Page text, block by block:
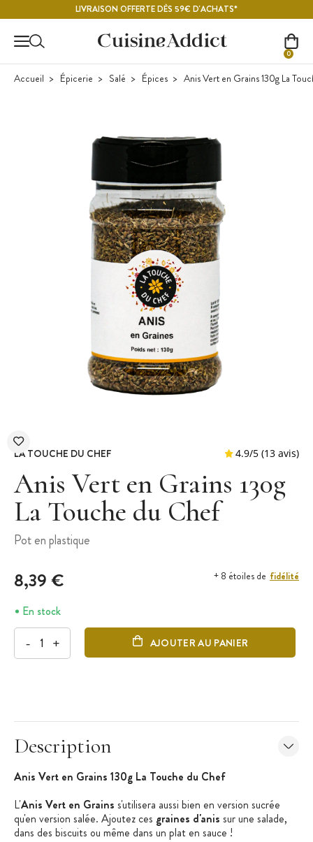
LIVRAISON OFFERTE DÈS 59€ D'ACHATS*
0
Accueil Épicerie Salé Épices Anis Vert en Grains 130g La
LA TOUCHE DU CHEF
Anis Vert en Grains 130g
La Touche du Chef
Pot en plastique
8,39 € + 8 étoiles de fidélité
En stock
- + AJOUTER AU PANIER
Description
Anis Vert en Grains 130g La Touche du Chef
L'Anis Vert en Grains s'utilisera aussi bien en version sucrée
qu'en version salée. Ajoutez ces graines d'anis sur une salade,
dans des biscuits ou même dans un plat en sauce !